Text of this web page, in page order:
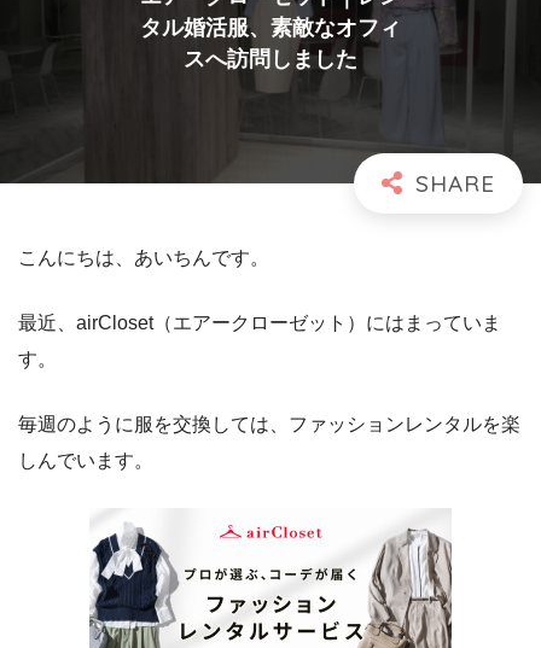
タル婚活服、素敵なオフィ
スへ訪問しました
こんにちは、あいちんです。
最近、airCloset（エアークローゼット）にはまっていま
す。
毎週のように服を交換しては、ファッションレンタルを楽
しんでいます。